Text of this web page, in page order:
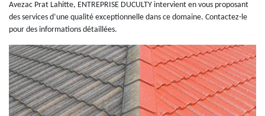
Avezac Prat Lahitte, ENTREPRISE DUCULTY intervient en vous proposant
des services d’une qualité exceptionnelle dans ce domaine. Contactez-le
pour des informations détaillées.